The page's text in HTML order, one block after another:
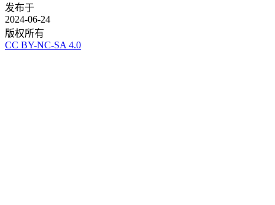
发布于
2024-06-24
版权所有
CC BY-NC-SA 4.0